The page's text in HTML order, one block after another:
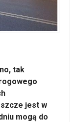
tak
jest w
mogą do